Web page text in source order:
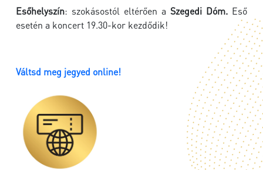
Esőhelyszín: szokásostól eltérően a Szegedi Dóm. Eső
esetén a koncert 19.30-kor kezdődik!
Váltsd meg jegyed online!